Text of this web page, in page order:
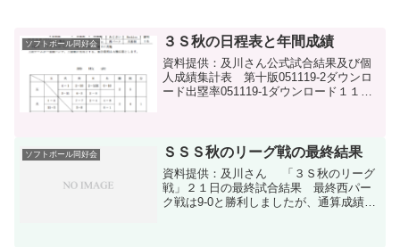
ソフトボール同好会 ３Ｓ秋の日程表と年間成績
資料提供：及川さん公式試合結果及び個
人成績集計表 第十版051119-2ダウンロ
ード出塁率051119-1ダウンロード１１月
優勝が決...
ソフトボール同好会 ＳＳＳ秋のリーグ戦の最終結果
資料提供：及川さん 「３Ｓ秋のリーグ
戦」２１日の最終試合結果 最終西パー
ク戦は9-0と勝利しましたが、通算成績２